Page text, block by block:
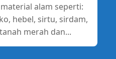
alam seperti:
hebel, sirtu, sirdam,
merah dan...